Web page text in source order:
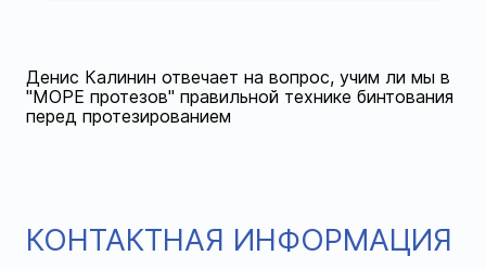
Денис Калинин отвечает на вопрос, учим ли мы в
"МОРЕ протезов" правильной технике бинтования
перед протезированием
КОНТАКТНАЯ ИНФОРМАЦИЯ